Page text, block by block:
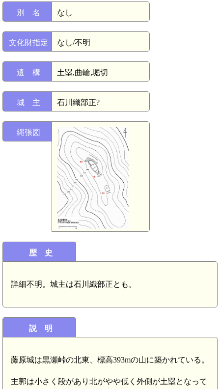
別 名 なし
文化財指定 なし/不明
遺 構 土塁,曲輪,堀切
城 主 石川織部正?
縄張図
歴 史
詳細不明。城主は石川織部正とも。
説 明
藤原城は黒瀬峠の北東、標高393mの山に築かれている。
主郭は小さく段があり北がやや低く外側が土塁となって